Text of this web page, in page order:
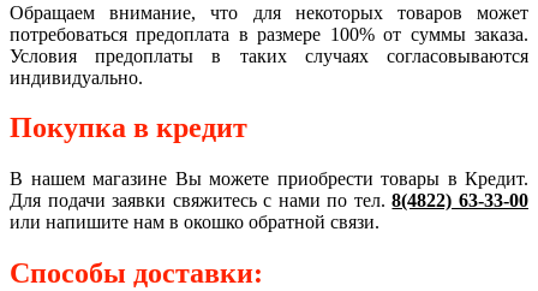
Обращаем внимание, что для некоторых товаров может
потребоваться предоплата в размере 100% от суммы заказа.
Условия предоплаты в таких случаях согласовываются
индивидуально.
Покупка в кредит
В нашем магазине Вы можете приобрести товары в Кредит.
Для подачи заявки свяжитесь с нами по тел.8(4822) 63-33-00
или напишите нам в окошко обратной связи.
Способы доставки: